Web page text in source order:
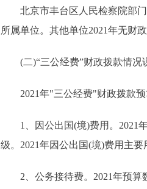
北京市丰台区人民检察院部门
所属单位。其他单位2021年无财
(二)“三公经费”财政拨款情况
2021年"三公经费"财政拨款预
1、因公出国(境)费用。2021年
级。2021年因公出国(境)费用主
2、公务接待费。2021年预算数